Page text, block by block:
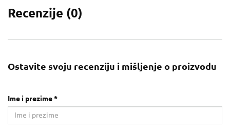
Recenzije (0)
Ostavite svoju recenziju i mišljenje o proizvodu
Ime i prezime *